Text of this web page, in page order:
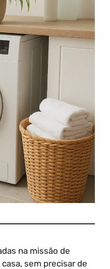
na missão de
sem precisar de